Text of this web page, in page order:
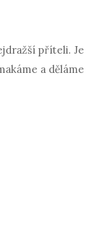
příteli. Je
a děláme